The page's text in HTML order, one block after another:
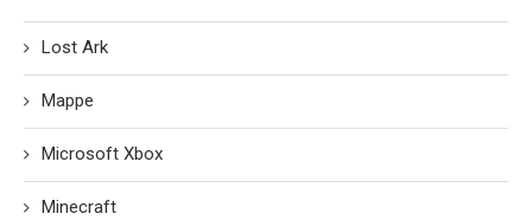
Lost Ark
Mappe
Microsoft Xbox
Minecraft